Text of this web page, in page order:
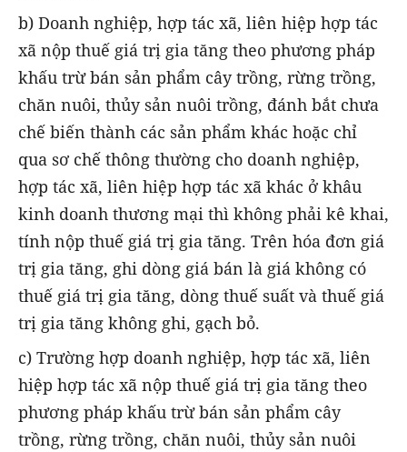
b) Doanh nghiệp, hợp tác xã, liên hiệp hợp tác
xã nộp thuế giá trị gia tăng theo phương pháp
khấu trừ bán sản phẩm cây trồng, rừng trồng,
chăn nuôi, thủy sản nuôi trồng, đánh bắt chưa
chế biến thành các sản phẩm khác hoặc chỉ
qua sơ chế thông thường cho doanh nghiệp,
hợp tác xã, liên hiệp hợp tác xã khác ở khâu
kinh doanh thương mại thì không phải kê khai,
tính nộp thuế giá trị gia tăng. Trên hóa đơn giá
trị gia tăng, ghi dòng giá bán là giá không có
thuế giá trị gia tăng, dòng thuế suất và thuế giá
trị gia tăng không ghi, gạch bỏ.
c) Trường hợp doanh nghiệp, hợp tác xã, liên
hiệp hợp tác xã nộp thuế giá trị gia tăng theo
phương pháp khấu trừ bán sản phẩm cây
trồng, rừng trồng, chăn nuôi, thủy sản nuôi